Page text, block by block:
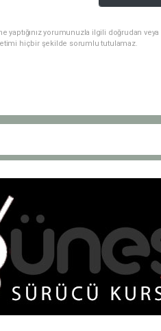
yaptığınız yorumunuzla ilgili doğrudan veya
hiçbir şekilde sorumlu tutulamaz.